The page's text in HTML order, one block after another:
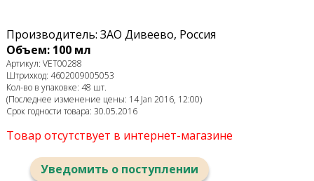
Производитель: ЗАО Дивеево, Россия
Объем: 100 мл
Артикул: VET00288
Штрихкод: 4602009005053
Кол-во в упаковке: 48 шт.
(Последнее изменение цены: 14 Jan 2016, 12:00)
Срок годности товара: 30.05.2016
Товар отсутствует в интернет-магазине
Уведомить о поступлении